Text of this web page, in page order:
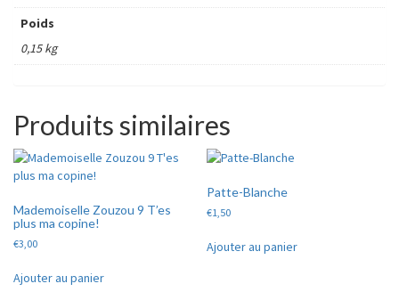
Poids
0,15 kg
Produits similaires
Mademoiselle Zouzou 9 T’es
plus ma copine!
€3,00
Ajouter au panier
Patte-Blanche
€1,50
Ajouter au panier